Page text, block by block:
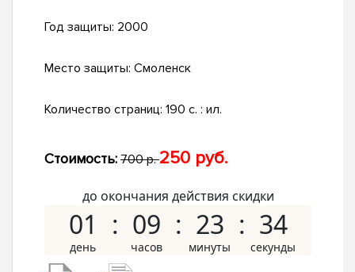
Год защиты: 2000
Место защиты: Смоленск
Количество страниц: 190 с. : ил.
Стоимость: 700 р.250 руб.
до окончания действия скидки
01 09 23 33